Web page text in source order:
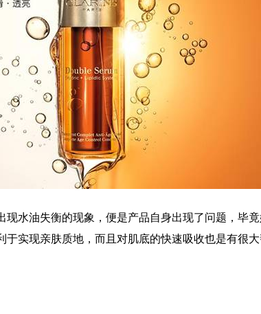
水油失衡的现象，便是产品自身出现了问题，毕
实现亲肤质地，而且对肌底的快速吸收也是有很